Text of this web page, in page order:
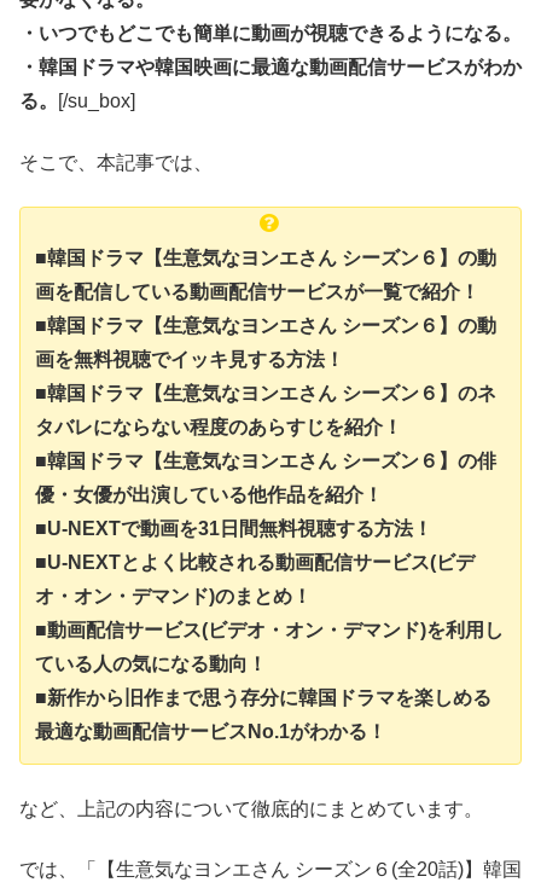
・いつでもどこでも簡単に動画が視聴できるようになる。
・韓国ドラマや韓国映画に最適な動画配信サービスがわか
る。
[/su_box]
そこで、本記事では、
■韓国ドラマ【生意気なヨンエさん シーズン６】の動
画を配信している動画配信サービスが一覧で紹介！
■韓国ドラマ【生意気なヨンエさん シーズン６】の動
画を無料視聴でイッキ見する方法！
■韓国ドラマ【生意気なヨンエさん シーズン６】のネ
タバレにならない程度のあらすじを紹介！
■韓国ドラマ【生意気なヨンエさん シーズン６】の俳
優・女優が出演している他作品を紹介！
■U-NEXTで動画を31日間無料視聴する方法！
■U-NEXTとよく比較される動画配信サービス(ビデ
オ・オン・デマンド)のまとめ！
■動画配信サービス(ビデオ・オン・デマンド)を利用し
ている人の気になる動向！
■新作から旧作まで思う存分に韓国ドラマを楽しめる
最適な動画配信サービスNo.1がわかる！
など、上記の内容について徹底的にまとめています。
では、「【生意気なヨンエさん シーズン６(全20話)】韓国